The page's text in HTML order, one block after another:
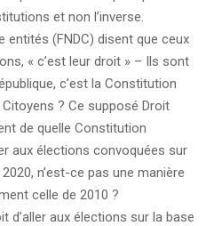
et non l’inverse.
entités (FNDC) disent que ceux
« c’est leur droit » – Ils sont
c’est la Constitution
? Ce supposé Droit
de quelle Constitution
aux élections convoquées sur
n’est-ce pas une manière
celle de 2010 ?
d’aller aux élections sur la base